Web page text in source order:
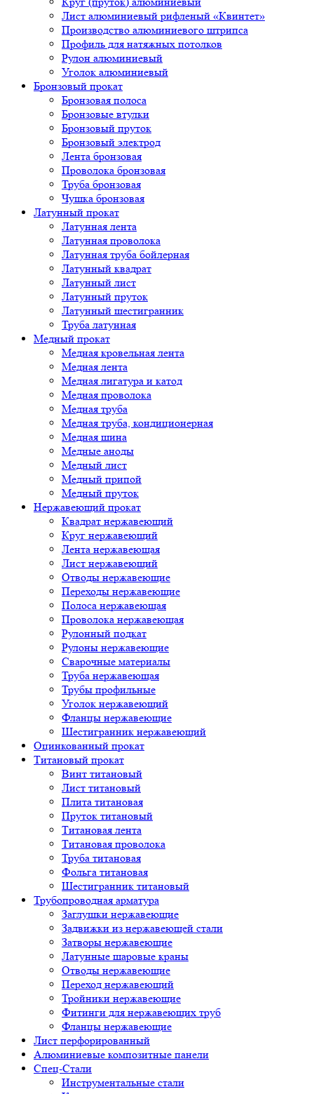
Лист алюминиевый рифленый «Квинтет»
Производство алюминиевого штрипса
Профиль для натяжных потолков
Рулон алюминиевый
Уголок алюминиевый
Бронзовый прокат
Бронзовая полоса
Бронзовые втулки
Бронзовый пруток
Бронзовый электрод
Лента бронзовая
Проволока бронзовая
Труба бронзовая
Чушка бронзовая
Латунный прокат
Латунная лента
Латунная проволока
Латунная труба бойлерная
Латунный квадрат
Латунный лист
Латунный пруток
Латунный шестигранник
Труба латунная
Медный прокат
Медная кровельная лента
Медная лента
Медная лигатура и катод
Медная проволока
Медная труба
Медная труба, кондиционерная
Медная шина
Медные аноды
Медный лист
Медный припой
Медный пруток
Нержавеющий прокат
Квадрат нержавеющий
Круг нержавеющий
Лента нержавеющая
Лист нержавеющий
Отводы нержавеющие
Переходы нержавеющие
Полоса нержавеющая
Проволока нержавеющая
Рулонный подкат
Рулоны нержавеющие
Сварочные материалы
Труба нержавеющая
Трубы профильные
Уголок нержавеющий
Фланцы нержавеющие
Шестигранник нержавеющий
Оцинкованный прокат
Титановый прокат
Винт титановый
Лист титановый
Плита титановая
Пруток титановый
Титановая лента
Титановая проволока
Труба титановая
Фольга титановая
Шестигранник титановый
Трубопроводная арматура
Заглушки нержавеющие
Задвижки из нержавеющей стали
Затворы нержавеющие
Латунные шаровые краны
Отводы нержавеющие
Переход нержавеющий
Тройники нержавеющие
Фитинги для нержавеющих труб
Фланцы нержавеющие
Лист перфорированный
Алюминиевые композитные панели
Спец-Стали
Инструментальные стали